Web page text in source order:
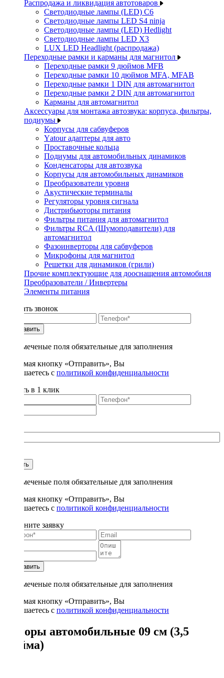
Распродажа и ликвидация автотоваров
Светодиодные лампы (LED) C6
Светодиодные лампы LED S4 ninja
Светодиодные лампы (LED) Hedlight
Светодиодные лампы LED X3
LUX LED Headlight (распродажа)
Переходные рамки и карманы для магнитол
Переходные рамки 9 дюймов MFB
Переходные рамки 10 дюймов MFA, MFAB
Переходные рамки 1 DIN для автомагнитол
Переходные рамки 2 DIN для автомагнитол
Карманы для автомагнитол
Аксессуары для монтажа автозвука: корпуса, фильтры,
подиумы
Корпусы для сабвуферов
Yаtour адаптеры для авто
Проставочные кольца
Подиумы для автомобильных динамиков
Конденсаторы для автозвука
Корпусы для автомобильных динамиков
Преобразователи уровня
Акустические терминалы
Регуляторы уровня сигнала
Дистрибьюторы питания
Фильтры питания для автомагнитол
Фильтры RCA (Шумоподавители) для
автомагнитол
Фазоинверторы для сабвуферов
Микрофоны для магнитол
Решетки для динамиков (грили)
Прочие комплектующие для дооснащения автомобиля
Преобразователи / Инвертеры
Элементы питания
Заказать звонок
Отправить
* - отмеченые поля обязательные для заполнения
Нажимая кнопку «Отправить», Вы
соглашаетесь с политикой конфиденциальности
Купить в 1 клик
Купить
* - отмеченые поля обязательные для заполнения
Нажимая кнопку «Отправить», Вы
соглашаетесь с политикой конфиденциальности
Заполните заявку
Отправить
* - отмеченые поля обязательные для заполнения
Нажимая кнопку «Отправить», Вы
соглашаетесь с политикой конфиденциальности
Рупоры автомобильные 09 см (3,5
дюйма)